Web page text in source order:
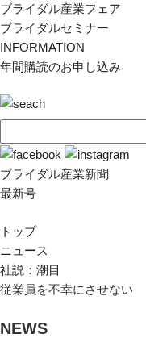
ブライダル産業フェア
ブライダルセミナー
INFORMATION
年間購読のお申し込み
ブライダル産業新聞
最新号
トップ
ニュース
社説：潮目
従業員を不幸にさせない
NEWS